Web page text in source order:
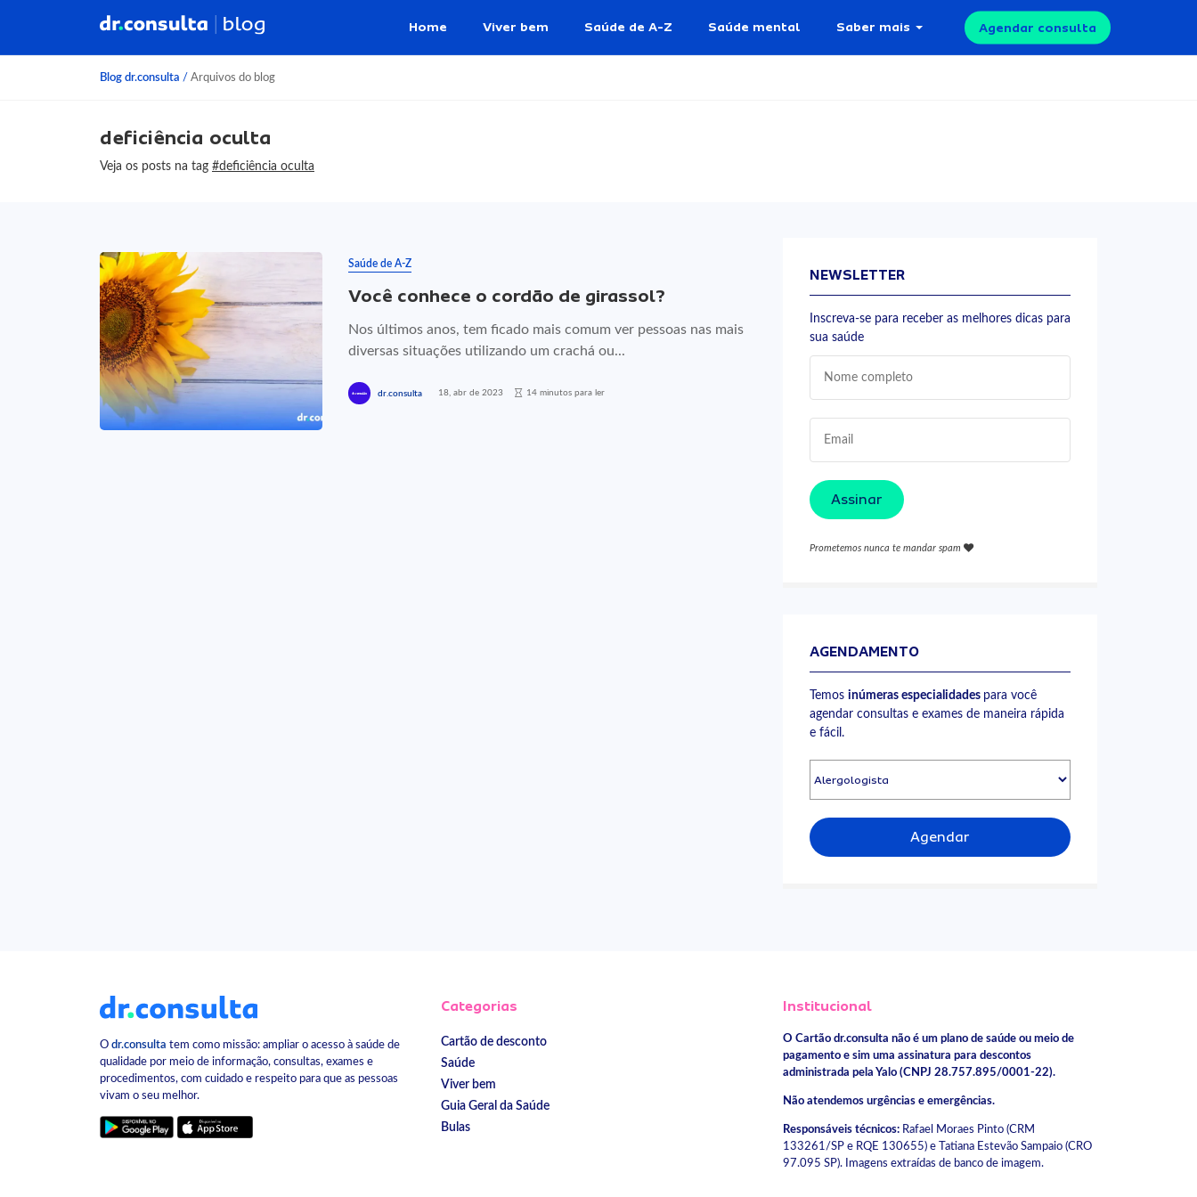
Home Viver bem Saúde de A-Z Saúde mental Saber mais Agendar consulta
Blog dr.consulta / Arquivos do blog
deficiência oculta
Veja os posts na tag #deficiência oculta
Saúde de A-Z
Você conhece o cordão de girassol?
Nos últimos anos, tem ficado mais comum ver pessoas nas mais
diversas situações utilizando um crachá ou...
dr.consulta 18, abr de 2023 14 minutos para ler
NEWSLETTER
Inscreva-se para receber as melhores dicas para
sua saúde
Assinar
Prometemos nunca te mandar spam
AGENDAMENTO
Temos inúmeras especialidades para você
agendar consultas e exames de maneira rápida
e fácil.
Agendar
O dr.consulta tem como missão: ampliar o acesso à saúde de
qualidade por meio de informação, consultas, exames e
procedimentos, com cuidado e respeito para que as pessoas
vivam o seu melhor.
Categorias
Cartão de desconto
Saúde
Viver bem
Guia Geral da Saúde
Bulas
Institucional
O Cartão dr.consulta não é um plano de saúde ou meio de
pagamento e sim uma assinatura para descontos
administrada pela Yalo (CNPJ 28.757.895/0001-22).
Não atendemos urgências e emergências.
Responsáveis técnicos:Rafael Moraes Pinto (CRM
133261/SP e RQE 130655) e Tatiana Estevão Sampaio (CRO
97.095 SP). Imagens extraídas de banco de imagem.